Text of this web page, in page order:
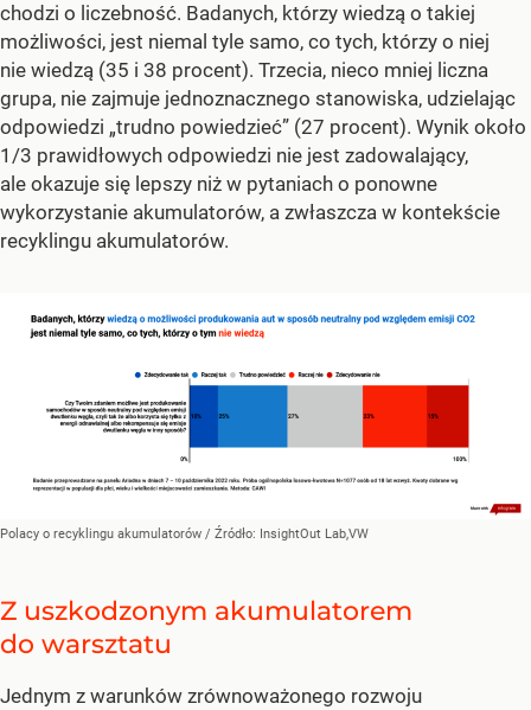
chodzi o liczebność. Badanych, którzy wiedzą o takiej
możliwości, jest niemal tyle samo, co tych, którzy o niej
nie wiedzą (35 i 38 procent). Trzecia, nieco mniej liczna
grupa, nie zajmuje jednoznacznego stanowiska, udzielając
odpowiedzi „trudno powiedzieć” (27 procent). Wynik około
1/3 prawidłowych odpowiedzi nie jest zadowalający,
ale okazuje się lepszy niż w pytaniach o ponowne
wykorzystanie akumulatorów, a zwłaszcza w kontekście
recyklingu akumulatorów.
Polacy o recyklingu akumulatorów / Źródło: InsightOut Lab,VW
Z uszkodzonym akumulatorem
do warsztatu
Jednym z warunków zrównoważonego rozwoju